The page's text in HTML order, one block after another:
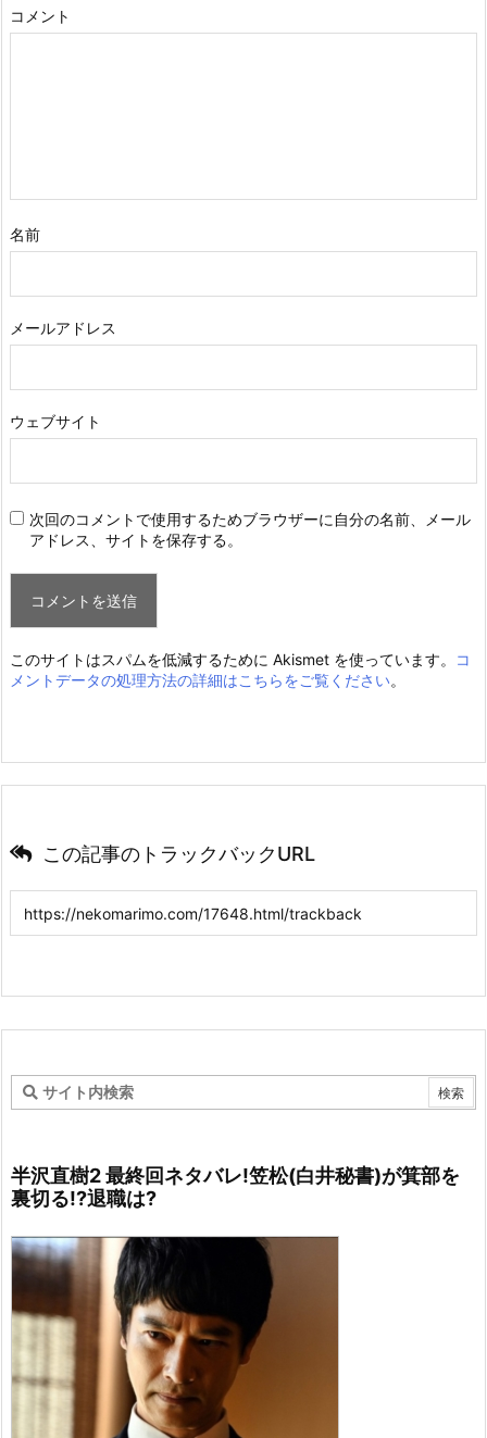
コメント
名前
メールアドレス
ウェブサイト
次回のコメントで使用するためブラウザーに自分の名前、メール
アドレス、サイトを保存する。
このサイトはスパムを低減するために Akismet を使っています。
コ
メントデータの処理方法の詳細はこちらをご覧ください。
この記事のトラックバックURL
半沢直樹2 最終回ネタバレ!笠松(白井秘書)が箕部を
裏切る!?退職は?